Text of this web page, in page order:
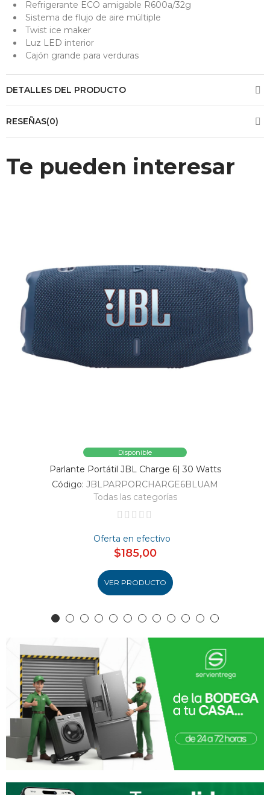
Refrigerante ECO amigable R600a/32g
Sistema de flujo de aire múltiple
Twist ice maker
Luz LED interior
Cajón grande para verduras
DETALLES DEL PRODUCTO
RESEÑAS(0)
Te pueden interesar
Disponible
Parlante Portátil JBL Charge 6| 30 Watts
Código: JBLPARPORCHARGE6BLUAM
Todas las categorías
Oferta en efectivo
$185,00
VER PRODUCTO